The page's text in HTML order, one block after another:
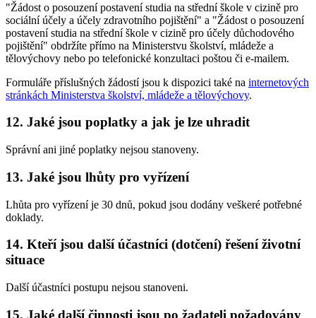
"Žádost o posouzení postavení studia na střední škole v cizině pro
sociální účely a účely zdravotního pojištění" a "Žádost o posouzení
postavení studia na střední škole v cizině pro účely důchodového
pojištění" obdržíte přímo na Ministerstvu školství, mládeže a
tělovýchovy nebo po telefonické konzultaci poštou či e-mailem.
Formuláře příslušných žádostí jsou k dispozici také na internetových
stránkách Ministerstva školství, mládeže a tělovýchovy.
12. Jaké jsou poplatky a jak je lze uhradit
Správní ani jiné poplatky nejsou stanoveny.
13. Jaké jsou lhůty pro vyřízení
Lhůta pro vyřízení je 30 dnů, pokud jsou dodány veškeré potřebné
doklady.
14. Kteří jsou další účastníci (dotčení) řešení životní
situace
Další účastníci postupu nejsou stanoveni.
15. Jaké další činnosti jsou po žadateli požadovány